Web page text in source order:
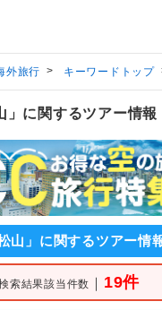
外旅行 > キーワードトップ
」に関するツアー情
山」に関するツアー情
索結果該当件数 19件